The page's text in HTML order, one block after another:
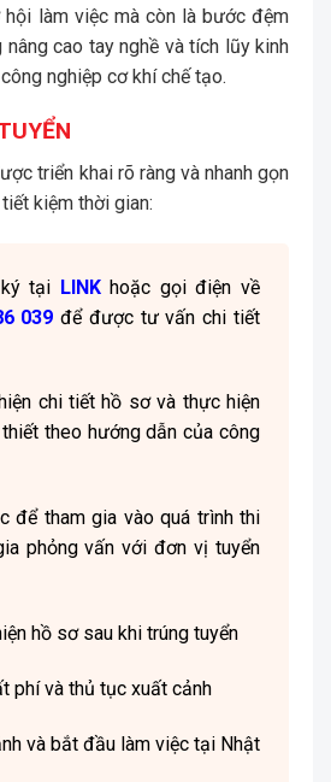
làm việc mà còn là bước đệm
cao tay nghề và tích lũy kinh
nghiệp cơ khí chế tạo.
triển khai rõ ràng và nhanh gọn
kiệm thời gian:
tại LINK hoặc gọi điện về
039 để được tư vấn chi tiết
chi tiết hồ sơ và thực hiện
theo hướng dẫn của công
để tham gia vào quá trình thi
phỏng vấn với đơn vị tuyển
hồ sơ sau khi trúng tuyển
phí và thủ tục xuất cảnh
và bắt đầu làm việc tại Nhật